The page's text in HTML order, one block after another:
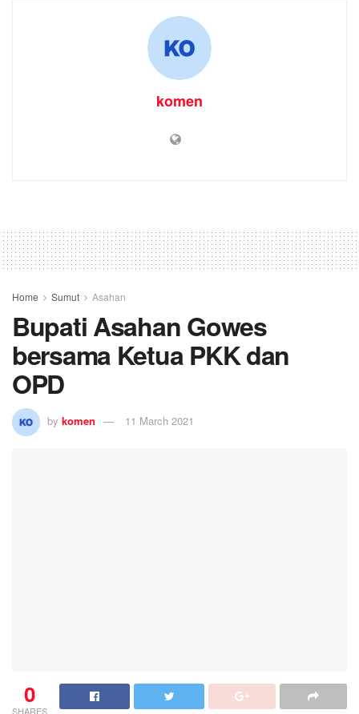
komen
Home Sumut Asahan
Bupati Asahan Gowes
bersama Ketua PKK dan
OPD
by komen 11 March 2021
0
SHARES